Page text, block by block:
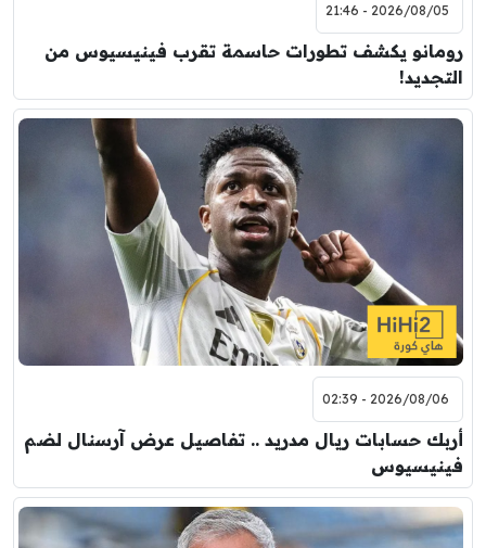
2026/08/05 - 21:46
رومانو يكشف تطورات حاسمة تقرب فينيسيوس من
التجديد!
2026/08/06 - 02:39
أربك حسابات ريال مدريد .. تفاصيل عرض آرسنال لضم
فينيسيوس